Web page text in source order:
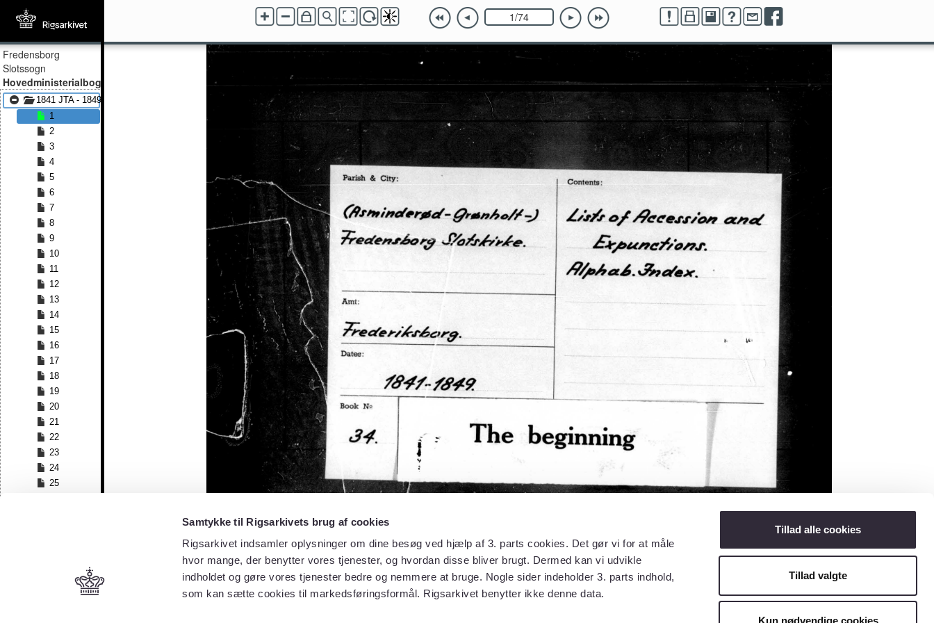
Samtykke til Rigsarkivets brug af cookies
Rigsarkivet indsamler oplysninger om dine besøg ved hjælp af 3. parts cookies. Det gør vi for at måle
hvor mange, der benytter vores tjenester, og hvordan disse bliver brugt. Dermed kan vi udvikle
indholdet og gøre vores tjenester bedre og nemmere at bruge. Nogle sider indeholder 3. parts indhold,
som kan sætte cookies til markedsføringsformål. Rigsarkivet benytter ikke denne data.
Tillad alle cookies
Tillad valgte
Kun nødvendige cookies
Fredensborg
Slotssogn
Hovedministerialbog
1841 JTA - 1849 JTA
1
2
3
4
5
6
7
8
9
10
11
12
13
14
15
16
17
18
19
20
21
22
23
24
25